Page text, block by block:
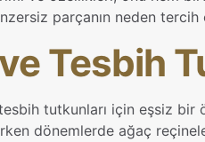
parçanın neden
Tesbih
tutkunları için eşsiz bir
dönemlerde ağaç